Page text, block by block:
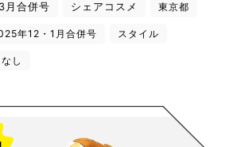
月合併号 シェアコスメ 東京都
年12・1月合併号 スタイル
し